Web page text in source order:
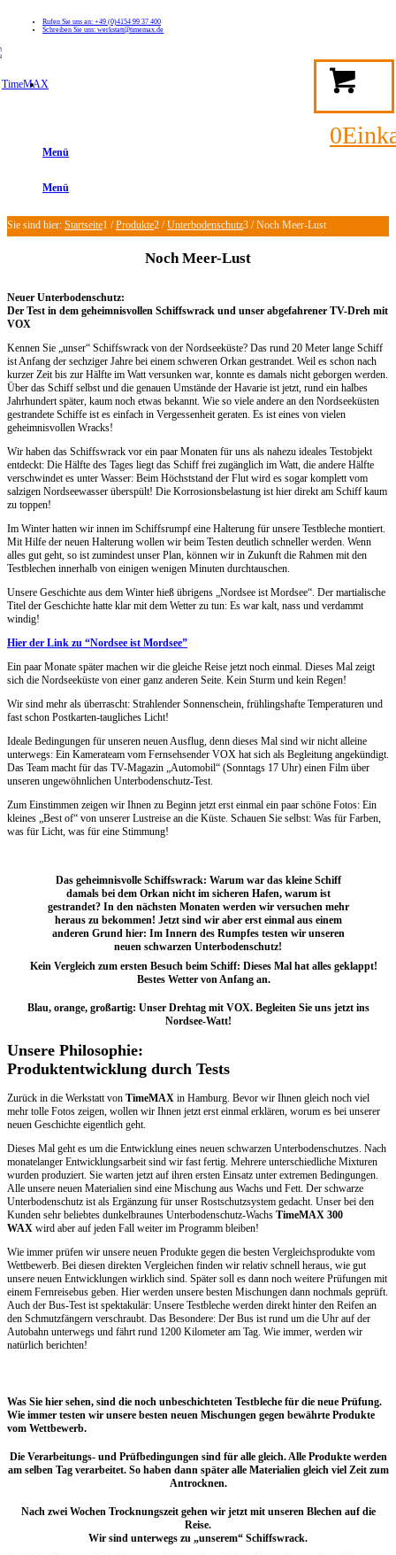
Rufen Sie uns an: +49 (0)4154 99 37 400
Schreiben Sie uns: werkstatt@timemax.de
0
Menü
Menü
Sie sind hier: Startseite1 / Produkte2 / Unterbodenschutz3 / Noch Meer-Lust
Noch Meer-Lust
Neuer Unterbodenschutz:
Der Test in dem geheimnisvollen Schiffswrack und unser abgefahrener TV-Dreh mit
VOX
Kennen Sie „unser“ Schiffswrack von der Nordseeküste? Das rund 20 Meter lange Schiff
ist Anfang der sechziger Jahre bei einem schweren Orkan gestrandet. Weil es schon nach
kurzer Zeit bis zur Hälfte im Watt versunken war, konnte es damals nicht geborgen werden.
Über das Schiff selbst und die genauen Umstände der Havarie ist jetzt, rund ein halbes
Jahrhundert später, kaum noch etwas bekannt. Wie so viele andere an den Nordseeküsten
gestrandete Schiffe ist es einfach in Vergessenheit geraten. Es ist eines von vielen
geheimnisvollen Wracks!
Wir haben das Schiffswrack vor ein paar Monaten für uns als nahezu ideales Testobjekt
entdeckt: Die Hälfte des Tages liegt das Schiff frei zugänglich im Watt, die andere Hälfte
verschwindet es unter Wasser: Beim Höchststand der Flut wird es sogar komplett vom
salzigen Nordseewasser überspült! Die Korrosionsbelastung ist hier direkt am Schiff kaum
zu toppen!
Im Winter hatten wir innen im Schiffsrumpf eine Halterung für unsere Testbleche montiert.
Mit Hilfe der neuen Halterung wollen wir beim Testen deutlich schneller werden. Wenn
alles gut geht, so ist zumindest unser Plan, können wir in Zukunft die Rahmen mit den
Testblechen innerhalb von einigen wenigen Minuten durchtauschen.
Unsere Geschichte aus dem Winter hieß übrigens „Nordsee ist Mordsee“. Der martialische
Titel der Geschichte hatte klar mit dem Wetter zu tun: Es war kalt, nass und verdammt
windig!
Hier der Link zu “Nordsee ist Mordsee”
Ein paar Monate später machen wir die gleiche Reise jetzt noch einmal. Dieses Mal zeigt
sich die Nordseeküste von einer ganz anderen Seite. Kein Sturm und kein Regen!
Wir sind mehr als überrascht: Strahlender Sonnenschein, frühlingshafte Temperaturen und
fast schon Postkarten-taugliches Licht!
Ideale Bedingungen für unseren neuen Ausflug, denn dieses Mal sind wir nicht alleine
unterwegs: Ein Kamerateam vom Fernsehsender VOX hat sich als Begleitung angekündigt.
Das Team macht für das TV-Magazin „Automobil“ (Sonntags 17 Uhr) einen Film über
unseren ungewöhnlichen Unterbodenschutz-Test.
Zum Einstimmen zeigen wir Ihnen zu Beginn jetzt erst einmal ein paar schöne Fotos: Ein
kleines „Best of“ von unserer Lustreise an die Küste. Schauen Sie selbst: Was für Farben,
was für Licht, was für eine Stimmung!
Das geheimnisvolle Schiffswrack: Warum war das kleine Schiff
damals bei dem Orkan nicht im sicheren Hafen, warum ist
gestrandet? In den nächsten Monaten werden wir versuchen mehr
heraus zu bekommen! Jetzt sind wir aber erst einmal aus einem
anderen Grund hier: Im Innern des Rumpfes testen wir unseren
neuen schwarzen Unterbodenschutz!
Kein Vergleich zum ersten Besuch beim Schiff: Dieses Mal hat alles geklappt!
Bestes Wetter von Anfang an.
Blau, orange, großartig: Unser Drehtag mit VOX. Begleiten Sie uns jetzt ins
Nordsee-Watt!
Unsere Philosophie:
Produktentwicklung durch Tests
Zurück in die Werkstatt von TimeMAX in Hamburg. Bevor wir Ihnen gleich noch viel
mehr tolle Fotos zeigen, wollen wir Ihnen jetzt erst einmal erklären, worum es bei unserer
neuen Geschichte eigentlich geht.
Dieses Mal geht es um die Entwicklung eines neuen schwarzen Unterbodenschutzes. Nach
monatelanger Entwicklungsarbeit sind wir fast fertig. Mehrere unterschiedliche Mixturen
wurden produziert. Sie warten jetzt auf ihren ersten Einsatz unter extremen Bedingungen.
Alle unsere neuen Materialien sind eine Mischung aus Wachs und Fett. Der schwarze
Unterbodenschutz ist als Ergänzung für unser Rostschutzsystem gedacht. Unser bei den
Kunden sehr beliebtes dunkelbraunes Unterbodenschutz-Wachs TimeMAX 300
WAX wird aber auf jeden Fall weiter im Programm bleiben!
Wie immer prüfen wir unsere neuen Produkte gegen die besten Vergleichsprodukte vom
Wettbewerb. Bei diesen direkten Vergleichen finden wir relativ schnell heraus, wie gut
unsere neuen Entwicklungen wirklich sind. Später soll es dann noch weitere Prüfungen mit
einem Fernreisebus geben. Hier werden unsere besten Mischungen dann nochmals geprüft.
Auch der Bus-Test ist spektakulär: Unsere Testbleche werden direkt hinter den Reifen an
den Schmutzfängern verschraubt. Das Besondere: Der Bus ist rund um die Uhr auf der
Autobahn unterwegs und fährt rund 1200 Kilometer am Tag. Wie immer, werden wir
natürlich berichten!
Was Sie hier sehen, sind die noch unbeschichteten Testbleche für die neue Prüfung.
Wie immer testen wir unsere besten neuen Mischungen gegen bewährte Produkte
vom Wettbewerb.
Die Verarbeitungs- und Prüfbedingungen sind für alle gleich. Alle Produkte werden
am selben Tag verarbeitet. So haben dann später alle Materialien gleich viel Zeit zum
Antrocknen.
Nach zwei Wochen Trocknungszeit gehen wir jetzt mit unseren Blechen auf die
Reise.
Wir sind unterwegs zu „unserem“ Schiffswrack.